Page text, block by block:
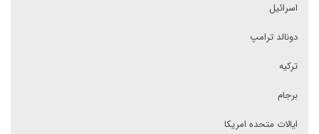
اسرائیل
دونالد ترامپ
ترکیه
برجام
ایالات متحده امریکا